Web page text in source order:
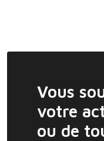
Vous
votre
ou de